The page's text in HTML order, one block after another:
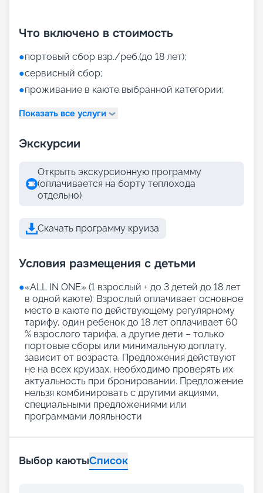
Что включено в стоимость
●портовый сбор взр./реб.(до 18 лет);
●сервисный сбор;
●проживание в каюте выбранной категории;
Показать все услуги
Экскурсии
Открыть экскурсионную программу
(оплачивается на борту теплохода
отдельно)
Скачать программу круиза
Условия размещения с детьми
●«АLL IN ONE» (1 взрослый + до 3 детей до 18 лет
в одной каюте): Взрослый оплачивает основное
место в каюте по действующему регулярному
тарифу, один ребенок до 18 лет оплачивает 60
% взрослого тарифа, а другие дети – только
портовые сборы или минимальную доплату,
зависит от возраста. Предложения действуют
не на всех круизах, необходимо проверять их
актуальность при бронировании. Предложение
нельзя комбинировать с другими акциями,
специальными предложениями или
программами лояльности
Выбор каютыСписок